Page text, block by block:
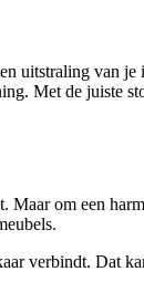
uitstraling van
Met de juiste
om een
verbindt.